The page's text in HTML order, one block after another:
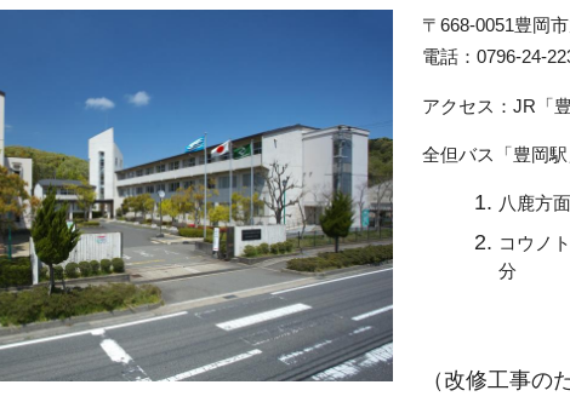
〒668-0051豊岡
電話：0796-24-
アクセス：JR「
全但バス「豊岡駅
八鹿方
コウノ
分
（改修工事の